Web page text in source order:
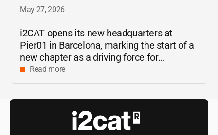
May 27, 2026
i2CAT opens its new headquarters at
Pier01 in Barcelona, marking the start of a
new chapter as a driving force for
innovation and digital research in
Catalonia
Read more